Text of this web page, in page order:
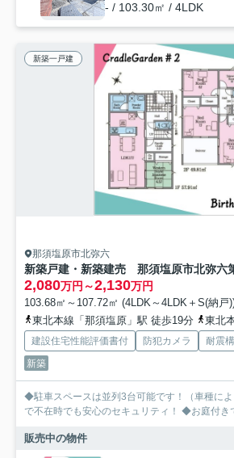
- / 103.30㎡ / 4LDK
新築一戸建
那須塩原市北弥六
2,080万円～2,130万円
103.68㎡～107.72㎡ (4LDK～4LDK＋S(納戸
東北本線「那須塩原」駅 徒歩19分
東北本
建設住宅性能評価書付 防犯カメラ 耐震
新築
◆駐車スペースは並列3台可能です！（車種に
で不在時でも安心のセキュリティ！ ◆お庭付き
販売中の物件